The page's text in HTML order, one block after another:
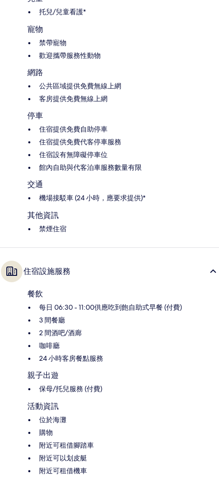
托兒/兒童看護*
寵物
禁帶寵物
歡迎攜帶服務性動物
網路
公共區域提供免費無線上網
客房提供免費無線上網
停車
住宿提供免費自助停車
住宿提供免費代客停車服務
住宿設有無障礙停車位
館內自助與代客泊車服務數量有限
交通
機場接駁車 (24 小時，應要求提供)*
其他資訊
禁煙住宿
住宿設施服務
餐飲
每日 06:30 - 11:00供應吃到飽自助式早餐 (付費)
3 間餐廳
2 間酒吧/酒廊
咖啡廳
24 小時客房餐點服務
親子出遊
保母/托兒服務 (付費)
活動資訊
位於海灘
購物
附近可租借腳踏車
附近可以划皮艇
附近可租借機車